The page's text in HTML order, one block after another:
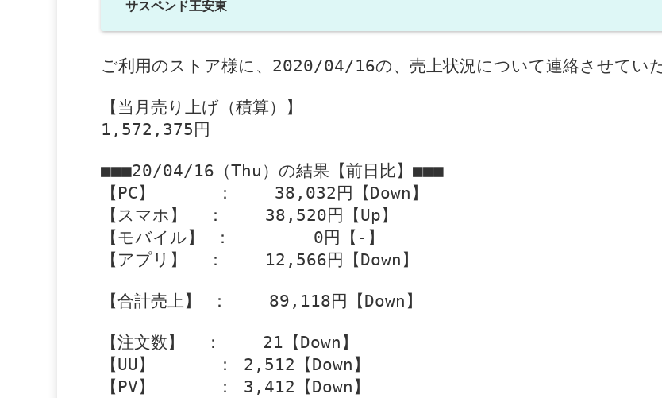
サスペンド王安東
ご利用のストア様に、2020/04/16の、売上状況について連絡させてい
【当月売り上げ（積算）】
1,572,375円
■■■20/04/16（Thu）の結果【前日比】■■■
【PC】      ：    38,032円【Down】
【スマホ】  ：    38,520円【Up】
【モバイル】 ：        0円【-】
【アプリ】  ：    12,566円【Down】
【合計売上】 ：    89,118円【Down】
【注文数】  ：    21【Down】
【UU】      ： 2,512【Down】
【PV】      ： 3,412【Down】